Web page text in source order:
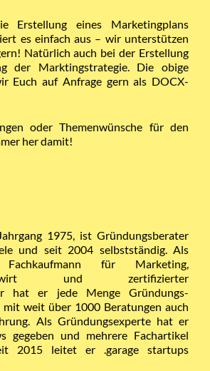
Erstellung eines Marketingplans
es einfach aus – wir unterstützen
Natürlich auch bei der Erstellung
der Marktingstrategie. Die obige
Euch auf Anfrage gern als DOCX-
oder Themenwünsche für den
her damit!
1975, ist Gründungsberater
und seit 2004 selbstständig. Als
Fachkaufmann für Marketing,
und zertifizierter
hat er jede Menge Gründungs-
weit über 1000 Beratungen auch
Als Gründungsexperte hat er
gegeben und mehrere Fachartikel
2015 leitet er .garage startups